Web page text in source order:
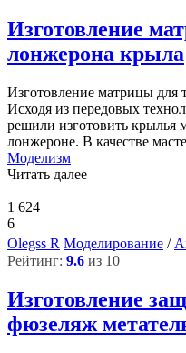
Изготовление
лонжерона крыла
Изготовление матрицы для
Исходя из передовых
решили изготовить крылья
лонжероне. В качестве
Моделизм
Читать далее
1 624
6
Olegss R Моделирование /
Рейтинг: 9.6 из 10
Изготовление
фюзеляж